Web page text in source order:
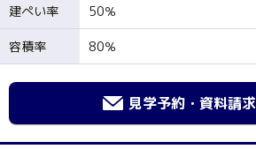
建ぺい率 50％
容積率 80％
見学予約・資料請求